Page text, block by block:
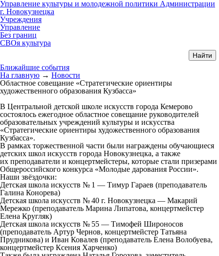
Управление культуры и молодежной политики Администрации
г. Новокузнецка
Учреждения
Управление
Без границ
СВОя культура
Ближайшие события
На главную → Новости
Областное совещание «Стратегические ориентиры
художественного образования Кузбасса»
В Центральной детской школе искусств города Кемерово
состоялось ежегодное областное совещание руководителей
образовательных учреждений культуры и искусства
«Стратегические ориентиры художественного образования
Кузбасса».
В рамках торжественной части были награждены обучающиеся
детских школ искусств города Новокузнецка, а также
их преподаватели и концертмейстеры, которые стали призерами
Общероссийского конкурса «Молодые дарования России».
Наши звёздочки:
Детская школа искусств № 1 — Тимур Гараев (преподаватель
Галина Конорева)
Детская школа искусств № 40 г. Новокузнецка — Макарий
Мережко (преподаватель Марина Липатова, концертмейстер
Елена Кругляк)
Детская школа искусств № 55 — Тимофей Широносов
(преподаватель Артур Чернов, концертмейстер Татьяна
Прудникова) и Иван Ковалев (преподаватель Елена Волобуева,
концертмейстер Ксения Харченко)